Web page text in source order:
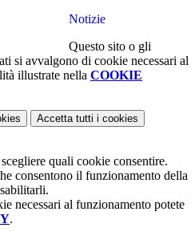
Notizie
Questo sito o gli
si avvalgono di cookie necessari al
illustrate nella COOKIE
Accetta tutti i cookies
quali cookie consentire.
consentono il funzionamento della
necessari al funzionamento potete
.